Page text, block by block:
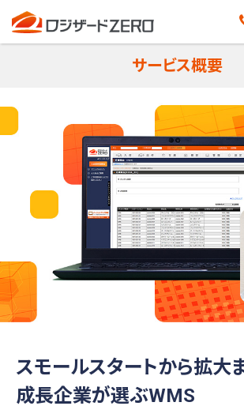
サービス概要
スモールスタートから拡大
成長企業が選ぶWMS